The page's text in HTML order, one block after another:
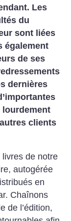
Les
du
sont liées
également
de ses
dernières
lourdement
clients
de notre
autogérée
en
Chaînons
de l’édition,